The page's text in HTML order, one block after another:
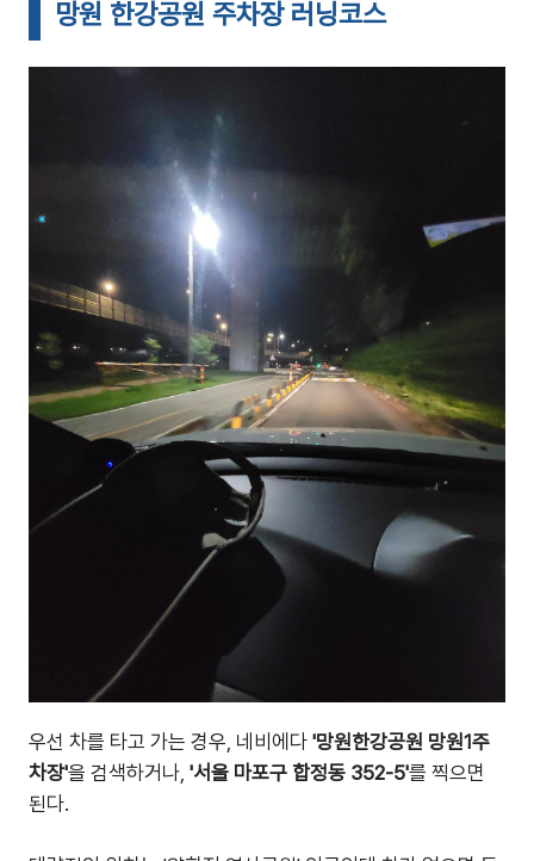
망원 한강공원 주차장 러닝코스
우선 차를 타고 가는 경우, 네비에다 '망원한강공원 망원1주
차장'을 검색하거나, '서울 마포구 합정동 352-5'를 찍으면
된다.